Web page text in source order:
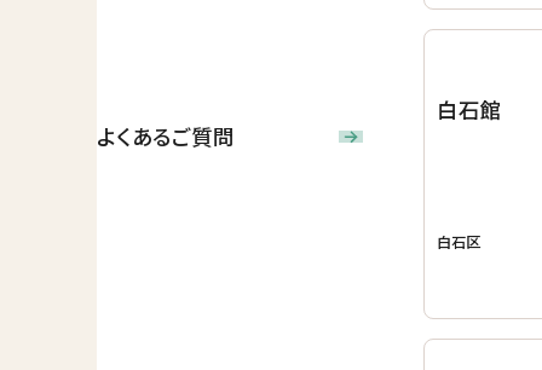
よくあるご質問
白石館
白石区